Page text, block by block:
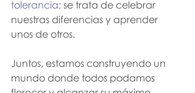
tolerancia; se trata de celebrar
nuestras diferencias y aprender
unos de otros.
Juntos, estamos construyendo un
mundo donde todos podamos